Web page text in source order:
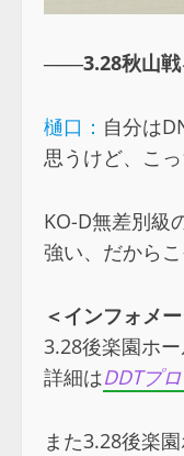
――3.28秋山戦
樋口： 自分は
思うけど、こ
KO-D無差別級
強い、だから
＜インフォメ
3.28後楽園ホ
詳細はDDTプ
また3.28後楽